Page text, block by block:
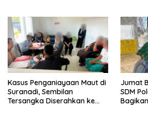
Kasus Penganiayaan Maut di
Suranadi, Sembilan
Tersangka Diserahkan ke
Jumat
SDM